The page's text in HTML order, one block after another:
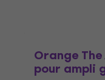
Orange
pour ampli